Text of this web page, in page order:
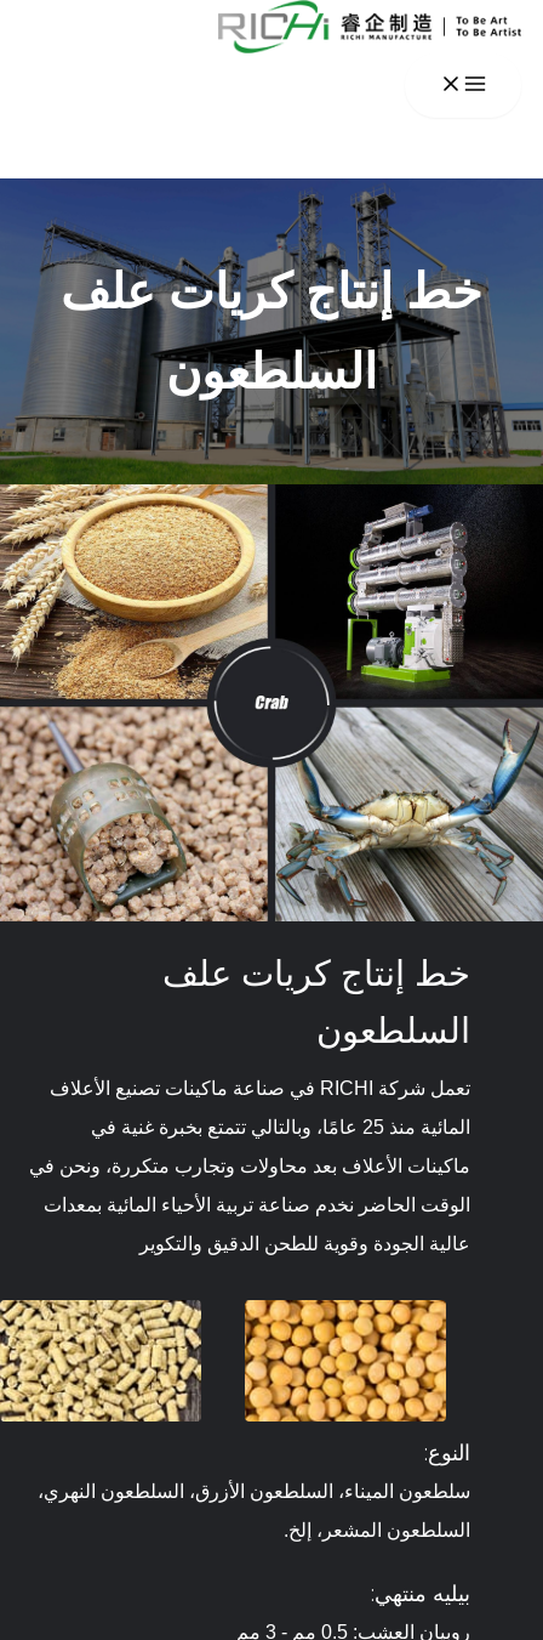
تخطي
المحتوى
خط إنتاج كريات علف
السلطعون
خط إنتاج كريات علف
السلطعون
تعمل شركة RICHI في صناعة ماكينات تصنيع الأعلاف
المائية منذ 25 عامًا، وبالتالي تتمتع بخبرة غنية في
ماكينات الأعلاف بعد محاولات وتجارب متكررة، ونحن في
الوقت الحاضر نخدم صناعة تربية الأحياء المائية بمعدات
عالية الجودة وقوية للطحن الدقيق والتكوير
النوع:
سلطعون الميناء، السلطعون الأزرق، السلطعون النهري،
السلطعون المشعر، إلخ.
بيليه منتهي:
روبيان العشب: 0.5 مم - 3 مم